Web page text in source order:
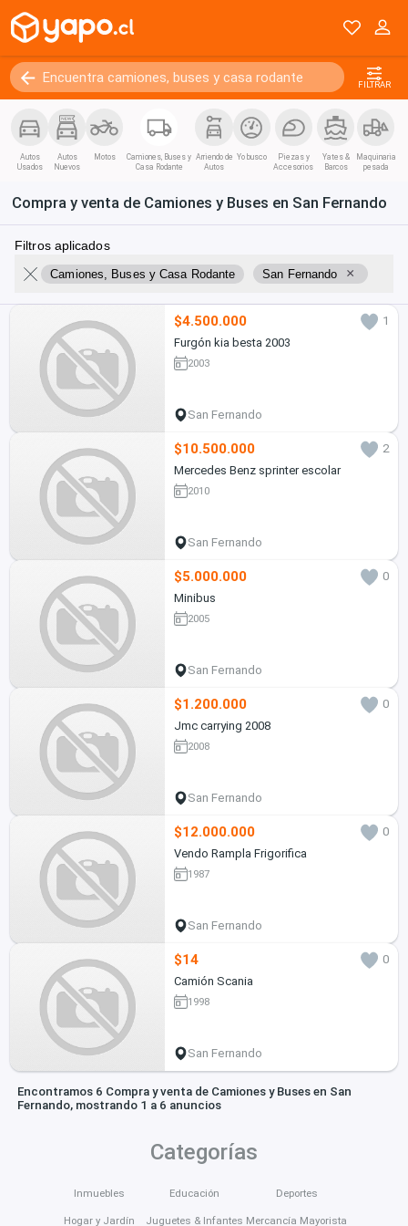
FILTRAR
Autos
Usados
Autos
Nuevos
Motos
Camiones, Buses y
Casa Rodante
Arriendo de
Autos
Yo busco
Piezas y
Accesorios
Yates &
Barcos
Maquinaria
pesada
Compra y venta de Camiones y Buses en San Fernando
Filtros aplicados
Camiones, Buses y Casa Rodante San Fernando ×
$4.500.000
1
Furgón kia besta 2003
2003
San Fernando
$10.500.000
2
Mercedes Benz sprinter escolar
2010
San Fernando
$5.000.000
0
Minibus
2005
San Fernando
$1.200.000
0
Jmc carrying 2008
2008
San Fernando
$12.000.000
0
Vendo Rampla Frigorifica
1987
San Fernando
$14
0
Camión Scania
1998
San Fernando
Encontramos 6 Compra y venta de Camiones y Buses en San
Fernando, mostrando 1 a 6 anuncios
Categorías
Inmuebles
Hogar y Jardín
Educación
Juguetes & Infantes
Deportes
Mercancía Mayorista